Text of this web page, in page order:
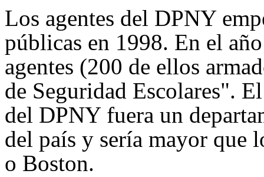
Los agentes del DPNY
públicas en 1998. En el
agentes (200 de ellos
de Seguridad Escolares".
del DPNY fuera un
del país y sería mayor que
o Boston.